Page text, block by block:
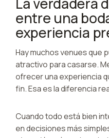
entre una
experiencia
Hay muchos venues que
atractivo para casarse.
ofrecer una experiencia
fin. Esa es la diferencia
Cuando todo está bien
en decisiones más